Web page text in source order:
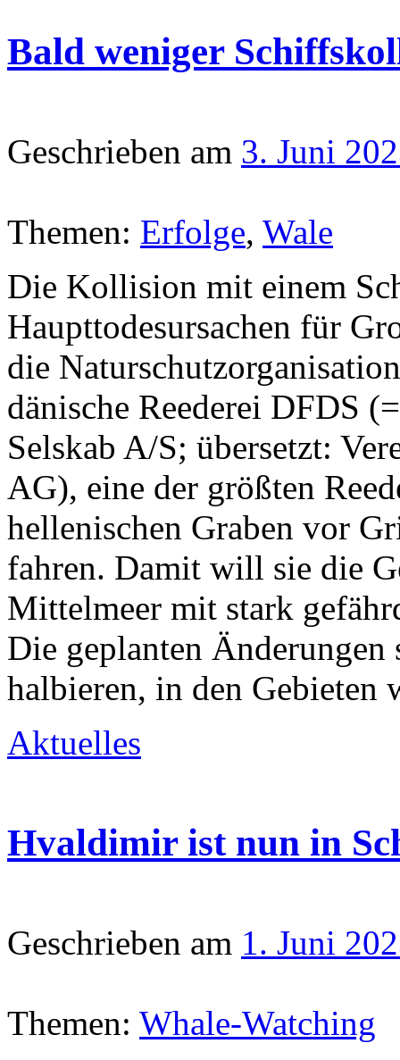
Bald weniger
Geschrieben am 3. Juni
Themen: Erfolge, Wale
Die Kollision mit einem
Haupttodesursachen für
die
dänische Reederei DFDS
Selskab A/S; übersetzt:
AG), eine der größten
hellenischen Graben vor
fahren. Damit will sie die
Mittelmeer mit stark
Die geplanten
halbieren, in den
Aktuelles
Hvaldimir ist nun in
Geschrieben am 1. Juni
Themen: Whale-Watching